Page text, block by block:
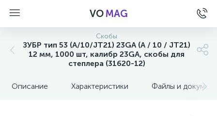
VOMAG
Скобы
ЗУБР тип 53 (A/10/JT21) 23GA (A / 10 / JT21)
12 мм, 1000 шт, калибр 23GA, скобы для
степлера (31620-12)
Описание Характеристики Файлы и